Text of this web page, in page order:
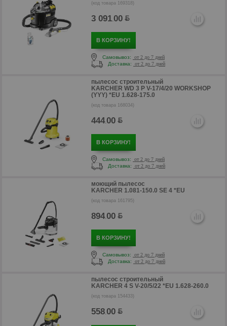
(код товара 169318)
3 091.00
р
В КОРЗИНУ!
Самовывоз:
от 2 до 7 дней
Доставка:
от 2 до 7 дней
пылесос строительный
KARCHER WD 3 P V-17/4/20 WORKSHOP
(YYY) *EU 1.628-175.0
(код товара 168034)
444.00
В КОРЗИНУ!
Самовывоз:
от 2 до 7 дней
Доставка:
от 2 до 7 дней
моющий пылесос
KARCHER 1.081-150.0 SE 4 *EU
(код товара 161795)
894.00
В КОРЗИНУ!
Самовывоз:
от 2 до 7 дней
Доставка:
от 2 до 7 дней
пылесос строительный
KARCHER 4 S V-20/5/22 *EU 1.628-260.0
(код товара 154433)
558.00